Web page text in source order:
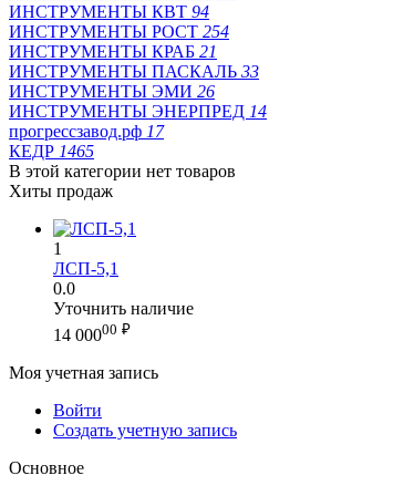
ИНСТРУМЕНТЫ КВТ 94
ИНСТРУМЕНТЫ РОСТ 254
ИНСТРУМЕНТЫ КРАБ 21
ИНСТРУМЕНТЫ ПАСКАЛЬ 33
ИНСТРУМЕНТЫ ЭМИ 26
ИНСТРУМЕНТЫ ЭНЕРПРЕД 14
прогрессзавод.рф 17
КЕДР 1465
В этой категории нет товаров
Хиты продаж
1
ЛСП-5,1
0.0
Уточнить наличие
14 00000 ₽
Моя учетная запись
Войти
Создать учетную запись
Основное